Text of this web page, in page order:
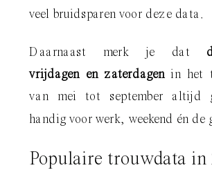
veel bruidsparen voor deze data.
Daarnaast merk je dat
vrijdagen en zaterdagenin het
van mei tot september altijd
handig voor werk, weekend én de
Populaire trouwdata in